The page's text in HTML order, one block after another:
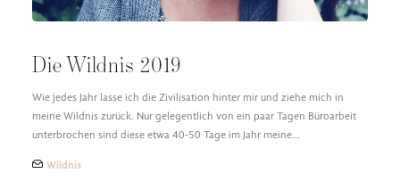
Die Wildnis 2019
Wie jedes Jahr lasse ich die Zivilisation hinter mir und ziehe mich in
meine Wildnis zurück. Nur gelegentlich von ein paar Tagen Büroarbeit
unterbrochen sind diese etwa 40-50 Tage im Jahr meine…
Wildnis